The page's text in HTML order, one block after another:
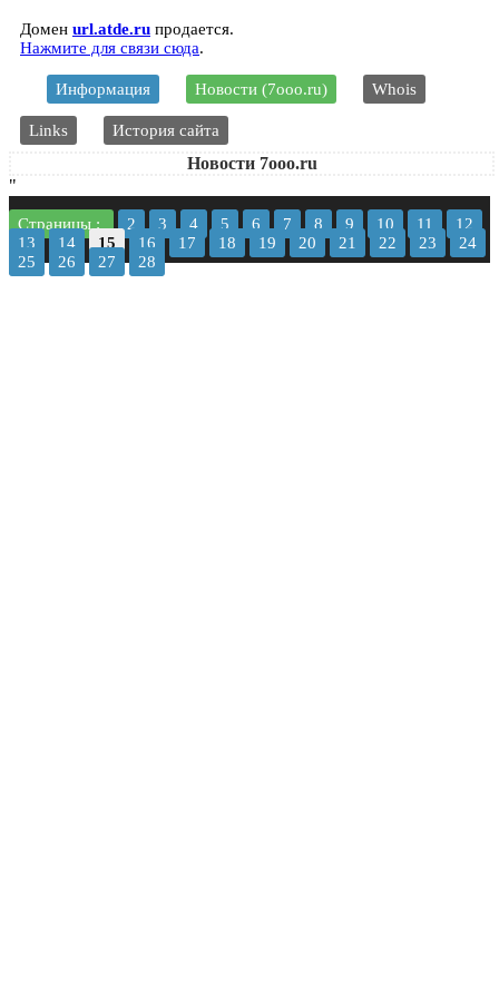
Домен url.atde.ru продается.
Нажмите для связи сюда.
Информация Новости (7ooo.ru) Whois
Links История сайта
Новости 7ooo.ru
"
Страницы : 2 3 4 5 6 7 8 9 10 11
12
13
14 15 16 17 18 19 20 21 22 23
24
25
26 27 28